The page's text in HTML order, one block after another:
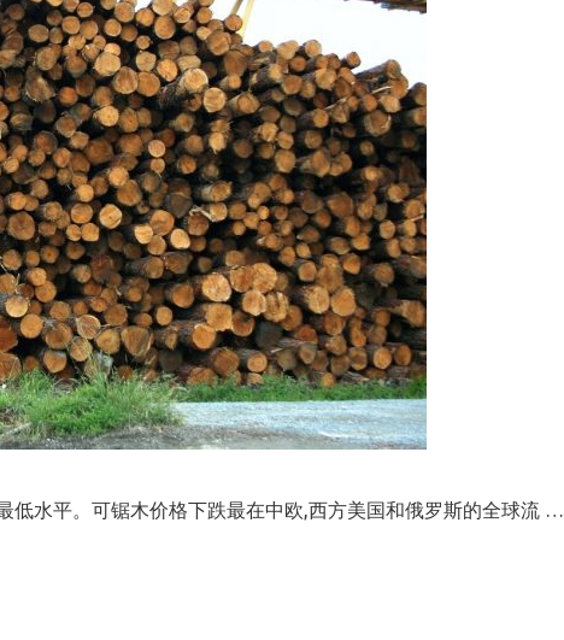
水平。可锯木价格下跌最在中欧,西方美国和俄罗斯的全球流 …